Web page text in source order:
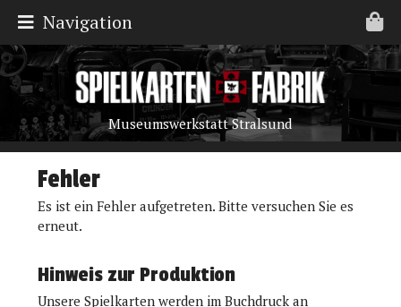
Museumswerkstatt Stralsund
Navigation
Fehler
Es ist ein Fehler aufgetreten. Bitte versuchen Sie es
erneut.
Hinweis zur Produktion
Unsere Spielkarten werden im Buchdruck an